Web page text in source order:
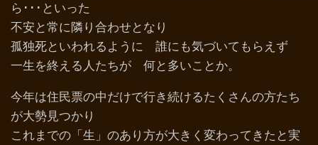
ら･･･といった
不安と常に隣り合わせとなり
孤独死といわれるように 誰にも気づいてもらえず
一生を終える人たちが 何と多いことか。
今年は住民票の中だけで行き続けるたくさんの方たち
が大勢見つかり
これまでの「生」のあり方が大きく変わってきたと実